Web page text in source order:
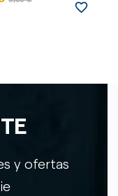
favorite_border
y ofertas